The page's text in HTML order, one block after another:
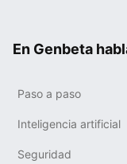
En Genbeta
Paso a paso
Inteligencia artificial
Seguridad